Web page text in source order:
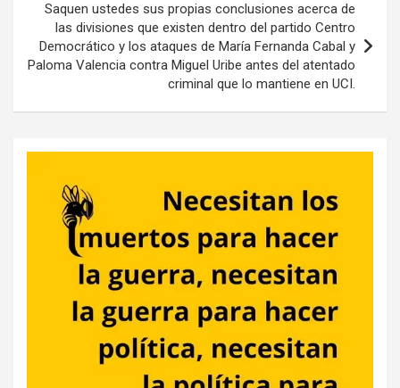
Saquen ustedes sus propias conclusiones acerca de
las divisiones que existen dentro del partido Centro
Democrático y los ataques de María Fernanda Cabal y
Paloma Valencia contra Miguel Uribe antes del atentado
criminal que lo mantiene en UCI.